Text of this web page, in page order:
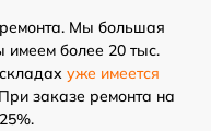
Мы большая
имеем более 20 тыс.
уже имеется
заказе ремонта на